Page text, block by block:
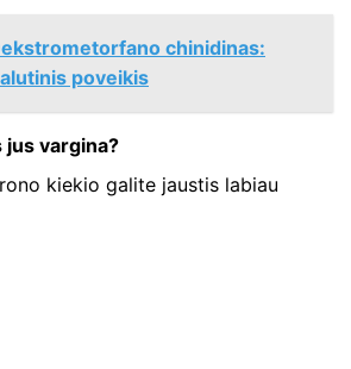
chinidinas:
poveikis
vargina?
kiekio galite jaustis labiau